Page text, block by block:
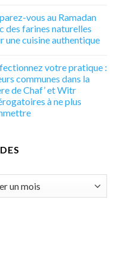
vous au Ramadan
des farines naturelles
une cuisine authentique
votre pratique :
communes dans la
de Chaf’ et Witr
à ne plus